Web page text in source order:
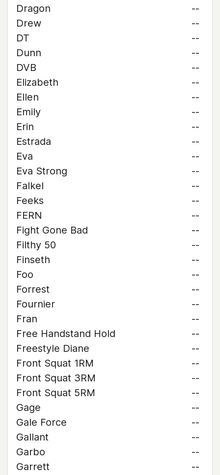
Dragon
--
Drew
--
DT
--
Dunn
--
DVB
--
Elizabeth
--
Ellen
--
Emily
--
Erin
--
Estrada
--
Eva
--
Eva Strong
--
Falkel
--
Feeks
--
FERN
--
Fight Gone Bad
--
Filthy 50
--
Finseth
--
Foo
--
Forrest
--
Fournier
--
Fran
--
Free Handstand Hold
--
Freestyle Diane
--
Front Squat 1RM
--
Front Squat 3RM
--
Front Squat 5RM
--
Gage
--
Gale Force
--
Gallant
--
Garbo
--
Garrett
--